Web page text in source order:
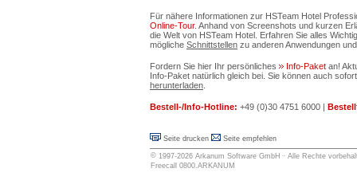
Für nähere Informationen zur HSTeam Hotel
Online-Tour. Anhand von Screenshots und kurzen
die Welt von HSTeam Hotel. Erfahren Sie alles
mögliche Schnittstellen zu anderen Anwendungen
Fordern Sie hier Ihr persönliches Info-Paket an!
Info-Paket natürlich gleich bei. Sie können auch
herunterladen
Bestell-/Info-Hotline: +49 (0)30 4751 6000 |
Seite drucken Seite empfehlen
© 1997-2026 Arkanum Software GmbH · Alle Rechte
Freecall 0800.ARKANUM